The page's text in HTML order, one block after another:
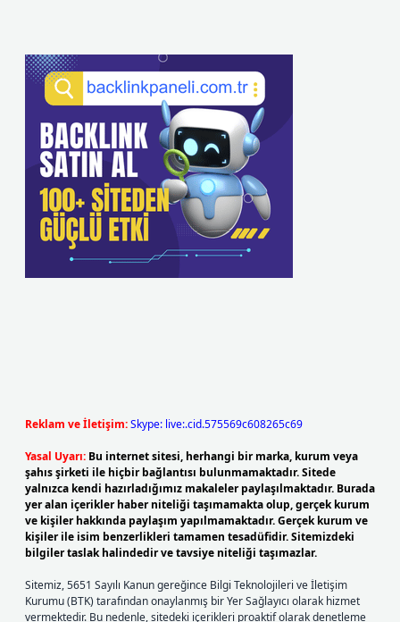
Reklam ve İletişim:Skype: live:.cid.575569c608265c69
Yasal Uyarı: Bu internet sitesi, herhangi bir marka, kurum veya
şahıs şirketi ile hiçbir bağlantısı bulunmamaktadır. Sitede
yalnızca kendi hazırladığımız makaleler paylaşılmaktadır. Burada
yer alan içerikler haber niteliği taşımamakta olup, gerçek kurum
ve kişiler hakkında paylaşım yapılmamaktadır. Gerçek kurum ve
kişiler ile isim benzerlikleri tamamen tesadüfidir. Sitemizdeki
bilgiler taslak halindedir ve tavsiye niteliği taşımazlar.
Sitemiz, 5651 Sayılı Kanun gereğince Bilgi Teknolojileri ve İletişim
Kurumu (BTK) tarafından onaylanmış bir Yer Sağlayıcı olarak hizmet
vermektedir. Bu nedenle, sitedeki içerikleri proaktif olarak denetleme